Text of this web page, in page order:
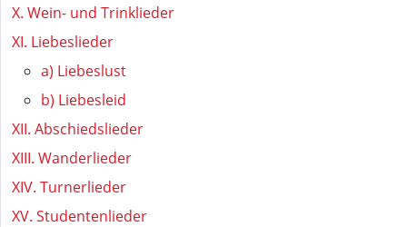
X. Wein- und Trinklieder
XI. Liebeslieder
a) Liebeslust
b) Liebesleid
XII. Abschiedslieder
XIII. Wanderlieder
XIV. Turnerlieder
XV. Studentenlieder